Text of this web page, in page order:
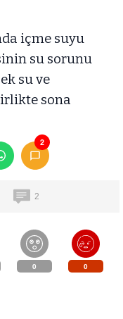
içme suyu
su sorunu
su ve
sona
2
2
0 0